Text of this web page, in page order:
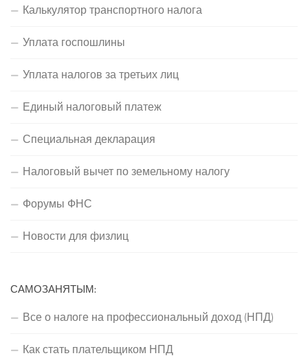
Калькулятор транспортного налога
Уплата госпошлины
Уплата налогов за третьих лиц
Единый налоговый платеж
Специальная декларация
Налоговый вычет по земельному налогу
Форумы ФНС
Новости для физлиц
САМОЗАНЯТЫМ:
Все о налоге на профессиональный доход (НПД)
Как стать плательщиком НПД